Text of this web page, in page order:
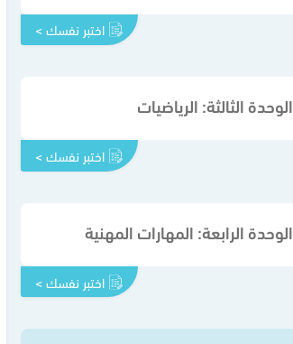
اختبر نفسك >
الوحدة الثالثة: الرياضيات
اختبر نفسك >
الوحدة الرابعة: المهارات المهنية
اختبر نفسك >